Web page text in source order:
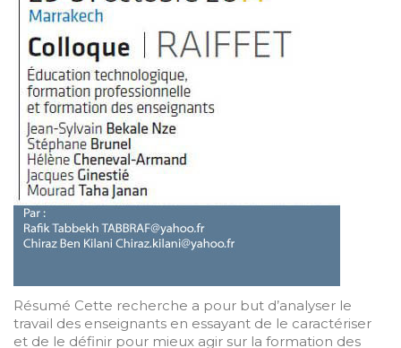
Résumé Cette recherche a pour but d’analyser le
travail des enseignants en essayant de le caractériser
et de le définir pour mieux agir sur la formation des